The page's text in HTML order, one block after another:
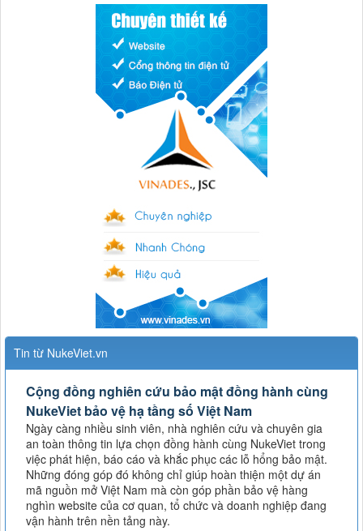
Tin từ NukeViet.vn
Cộng đồng nghiên cứu bảo mật đồng hành cùng
NukeViet bảo vệ hạ tầng số Việt Nam
Ngày càng nhiều sinh viên, nhà nghiên cứu và chuyên gia
an toàn thông tin lựa chọn đồng hành cùng NukeViet trong
việc phát hiện, báo cáo và khắc phục các lỗ hổng bảo mật.
Những đóng góp đó không chỉ giúp hoàn thiện một dự án
mã nguồn mở Việt Nam mà còn góp phần bảo vệ hàng
nghìn website của cơ quan, tổ chức và doanh nghiệp đang
vận hành trên nền tảng này.